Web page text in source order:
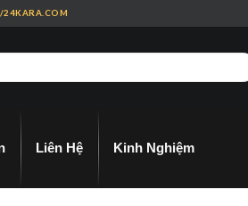
24KARA.COM
Liên Hệ Kinh Nghiệm